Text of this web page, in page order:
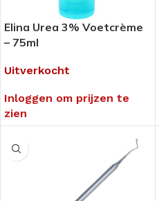
Elina Urea 3% Voetcrème
– 75ml
Uitverkocht
Inloggen om prijzen te
zien